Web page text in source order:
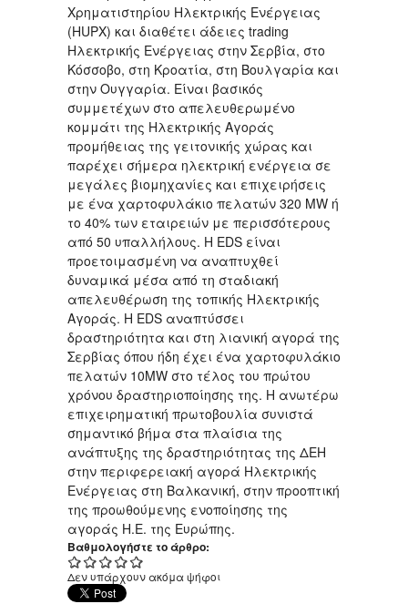
Χρηματιστηρίου Ηλεκτρικής Ενέργειας
(HUPX) και διαθέτει άδειες trading
Ηλεκτρικής Ενέργειας στην Σερβία, στο
Κόσσοβο, στη Κροατία, στη Βουλγαρία και
στην Ουγγαρία. Είναι βασικός
συμμετέχων στο απελευθερωμένο
κομμάτι της Ηλεκτρικής Αγοράς
προμήθειας της γειτονικής χώρας και
παρέχει σήμερα ηλεκτρική ενέργεια σε
μεγάλες βιομηχανίες και επιχειρήσεις
με ένα χαρτοφυλάκιο πελατών 320 MW ή
το 40% των εταιρειών με περισσότερους
από 50 υπαλλήλους. Η EDS είναι
προετοιμασμένη να αναπτυχθεί
δυναμικά μέσα από τη σταδιακή
απελευθέρωση της τοπικής Ηλεκτρικής
Αγοράς. Η EDS αναπτύσσει
δραστηριότητα και στη λιανική αγορά της
Σερβίας όπου ήδη έχει ένα χαρτοφυλάκιο
πελατών 10ΜW στο τέλος του πρώτου
χρόνου δραστηριοποίησης της. Η ανωτέρω
επιχειρηματική πρωτοβουλία συνιστά
σημαντικό βήμα στα πλαίσια της
ανάπτυξης της δραστηριότητας της ΔΕΗ
στην περιφερειακή αγορά Ηλεκτρικής
Ενέργειας στη Βαλκανική, στην προοπτική
της προωθούμενης ενοποίησης της
αγοράς Η.Ε. της Ευρώπης.
Βαθμολογήστε το άρθρο:
Δεν υπάρχουν ακόμα ψήφοι